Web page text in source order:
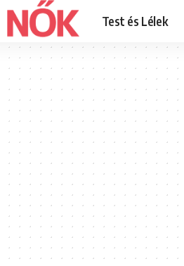
Test és Lélek